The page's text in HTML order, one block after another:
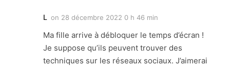
L on 28 décembre 2022 0 h 46 min
Ma fille arrive à débloquer le temps d’écran !
Je suppose qu’ils peuvent trouver des
techniques sur les réseaux sociaux. J’aimerai